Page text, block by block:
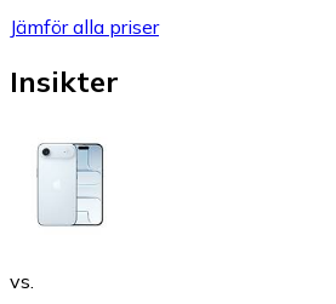
Jämför alla priser
Insikter
vs.